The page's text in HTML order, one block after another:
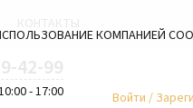
- 17:00 Войти /
КОМПАНИЕЙ